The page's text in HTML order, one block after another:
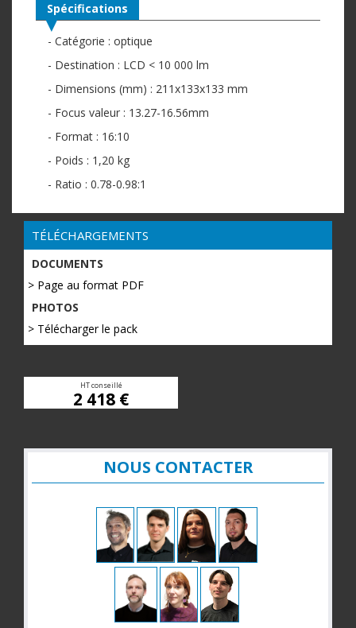
Spécifications
- Catégorie : optique
- Destination : LCD < 10 000 lm
- Dimensions (mm) : 211x133x133 mm
- Focus valeur : 13.27-16.56mm
- Format : 16:10
- Poids : 1,20 kg
- Ratio : 0.78-0.98:1
TÉLÉCHARGEMENTS
DOCUMENTS
> Page au format PDF
PHOTOS
> Télécharger le pack
HT conseillé
2 418 €
NOUS CONTACTER